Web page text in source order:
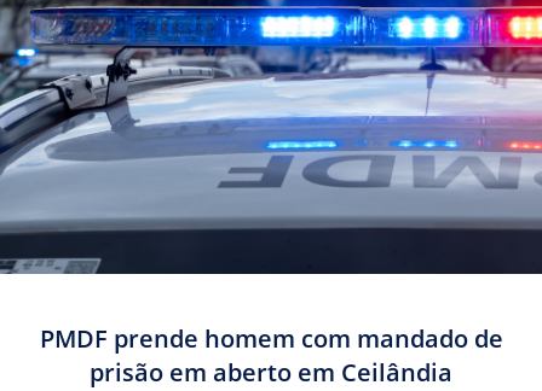
PMDF prende homem com mandado de
prisão em aberto em Ceilândia